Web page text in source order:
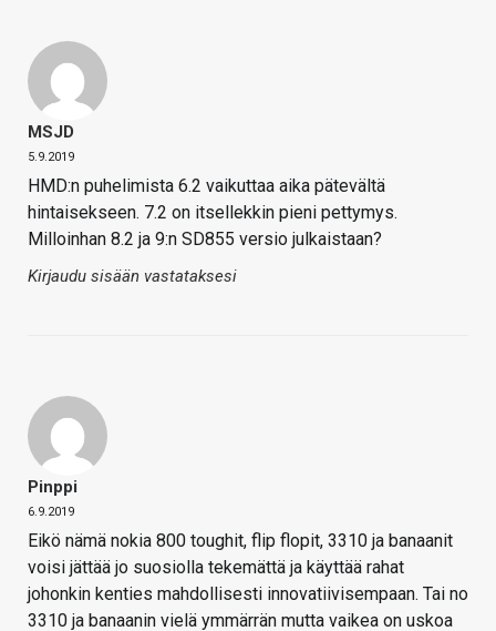
MSJD
5.9.2019
HMD:n puhelimista 6.2 vaikuttaa aika pätevältä
hintaisekseen. 7.2 on itsellekkin pieni pettymys.
Milloinhan 8.2 ja 9:n SD855 versio julkaistaan?
Kirjaudu sisään vastataksesi
Pinppi
6.9.2019
Eikö nämä nokia 800 toughit, flip flopit, 3310 ja banaanit
voisi jättää jo suosiolla tekemättä ja käyttää rahat
johonkin kenties mahdollisesti innovatiivisempaan. Tai no
3310 ja banaanin vielä ymmärrän mutta vaikea on uskoa